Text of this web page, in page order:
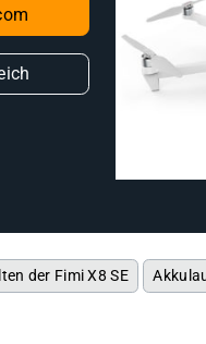
der Fimi X8 SE